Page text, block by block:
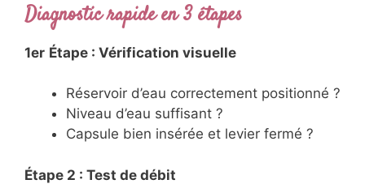
Diagnostic rapide en 3 étapes
1er Étape : Vérification visuelle
Réservoir d’eau correctement positionné ?
Niveau d’eau suffisant ?
Capsule bien insérée et levier fermé ?
Étape 2 : Test de débit